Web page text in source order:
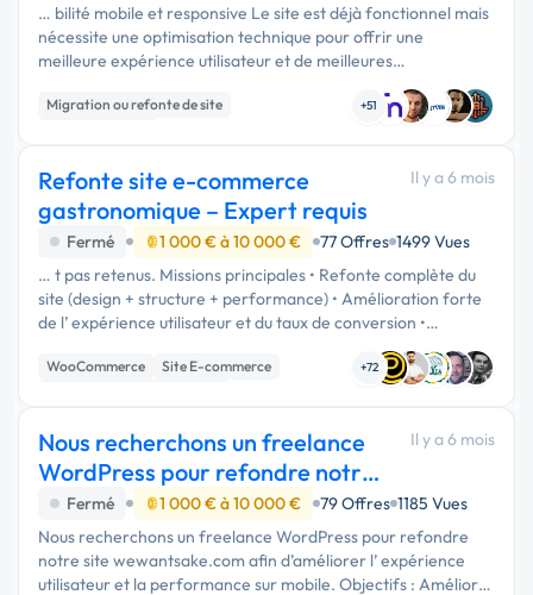
… bilité mobile et responsive Le site est déjà fonctionnel mais
nécessite une optimisation technique pour offrir une
meilleure expérience utilisateur et de meilleures
performances. Merci de préciser : - Votre expérience sur des
projets similaires …
Migration ou refonte de site
+51
Refonte site e-commerce
gastronomique – Expert requis
Il y a 6 mois
Fermé 1 000 € à 10 000 € 77 Offres 1499 Vues
… t pas retenus. Missions principales • Refonte complète du
site (design + structure + performance) • Amélioration forte
de l’ expérience utilisateur et du taux de conversion •
Optimisation SEO avancée (technique + contenu) • Mise en
valeur des …
WooCommerce
Site E-commerce
+72
Nous recherchons un freelance
WordPress pour refondre notre
site wewan
Il y a 6 mois
Fermé 1 000 € à 10 000 € 79 Offres 1185 Vues
Nous recherchons un freelance WordPress pour refondre
notre site wewantsake.com afin d’améliorer l’ expérience
utilisateur et la performance sur mobile. Objectifs : Améliorer